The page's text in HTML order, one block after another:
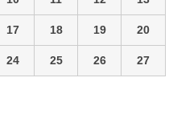
17 18 19 20
24 25 26 27